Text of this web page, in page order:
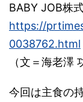
BABY JOB株
https://
0038762.html
（文＝海老澤
今回は主食の